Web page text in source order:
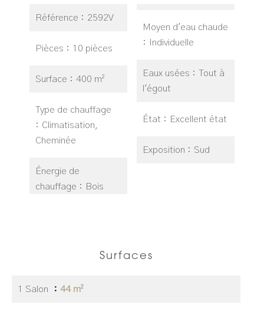
Référence 2592V
Pièces 10 pièces
Surface 400 m²
Type de chauffage
Climatisation,
Cheminée
Énergie de
chauffage
Bois
Moyen d'eau chaude
Individuelle
Eaux usées
Tout à
l'égout
État Excellent état
Exposition Sud
Surfaces
1 Salon 44 m²